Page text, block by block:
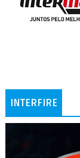
INTERFIRE